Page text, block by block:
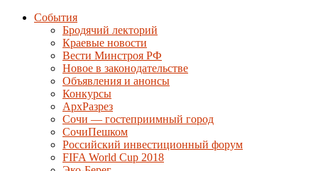
События
Бродячий лекторий
Краевые новости
Вести Минстроя РФ
Новое в законодательстве
Объявления и анонсы
Конкурсы
АрхРазрез
Сочи — гостеприимный город
СочиПешком
Российский инвестиционный форум
FIFA World Cup 2018